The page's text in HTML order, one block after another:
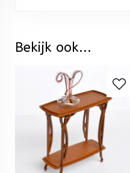
Bekijk ook...